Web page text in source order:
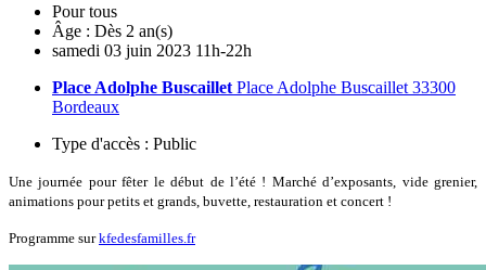
Pour tous
Âge : Dès 2 an(s)
samedi 03 juin 2023 11h-22h
Place Adolphe Buscaillet Place Adolphe Buscaillet 33300
Bordeaux
Type d'accès : Public
Une journée pour fêter le début de l’été ! Marché d’exposants, vide grenier,
animations pour petits et grands, buvette, restauration et concert !
Programme surkfedesfamilles.fr